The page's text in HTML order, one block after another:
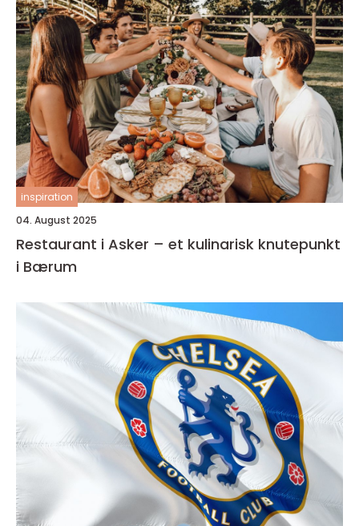
inspiration
04. August 2025
Restaurant i Asker – et kulinarisk knutepunkt
i Bærum